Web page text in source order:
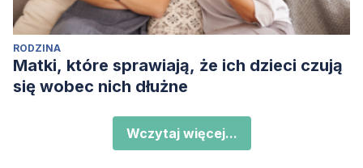
RODZINA
Matki, które sprawiają, że ich dzieci czują
się wobec nich dłużne
Wczytaj więcej...